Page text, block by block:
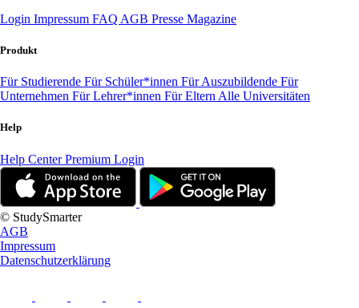
Login Impressum FAQ AGB Presse Magazine
Produkt
Für Studierende Für Schüler*innen Für Auszubildende Für
Unternehmen Für Lehrer*innen Für Eltern Alle Universitäten
Help
Help CenterPremium Login
© StudySmarter
AGB
Impressum
Datenschutzerklärung